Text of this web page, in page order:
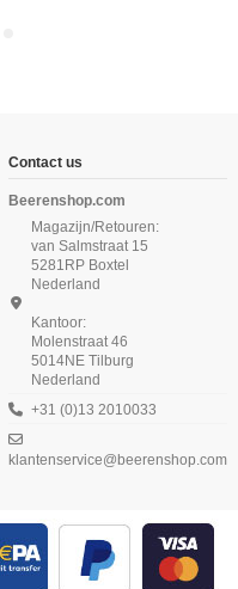
Beeren Dames hemd Elegance
Donker Rood
Beeren Dames spaghetti hemd
Brigitte Zwart
Beeren Heren Extra lang T-shirt met
O-hals M3000 6Pack Wit
(5,0/5) uit 23 reviews
€ 61,25€ 73,50
Beeren Heren singlet M3000 6Pack
Wit
(4,9/5) uit 13 reviews
€ 46,25€ 55,50
Contact us
Beerenshop.com
Magazijn/Retouren:
van Salmstraat 15
5281RP Boxtel
Nederland
Kantoor:
Molenstraat 46
5014NE Tilburg
Nederland
+31 (0)13 2010033
klantenservice@beerenshop.com